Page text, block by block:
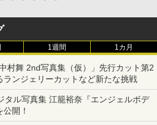
1週間 1カ月
村舞 2nd写真集（仮）」先行カット第2
ンジェリーカットなど新たな挑戦
タル写真集 江籠裕奈『エンジェルボデ
開！